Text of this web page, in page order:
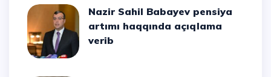
Nazir Sahil Babayev pensiya
artımı haqqında açıqlama
verib